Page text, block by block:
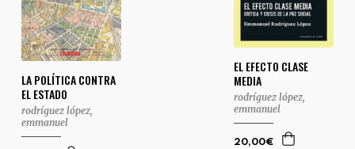
LA POLÍTICA CONTRA
EL ESTADO
rodríguez lópez,
emmanuel
EL EFECTO CLASE
MEDIA
rodríguez lópez,
emmanuel
20,00€